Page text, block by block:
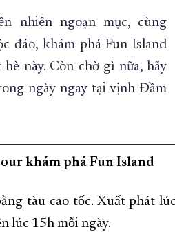
nhiên ngoạn mục, cùng
đáo, khám phá Fun Island
này. Còn chờ gì nữa, hãy
ngày ngay tại vịnh Đầm
khám phá Fun Island
tàu cao tốc. Xuất phát
lúc 15h mỗi ngày.